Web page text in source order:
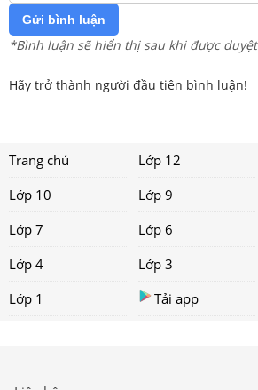
Gửi bình luận
*Bình luận sẽ hiển thị sau khi được duyệt
Hãy trở thành người đầu tiên bình luận!
Trang chủ Lớp 12
Lớp 10
Lớp 9
Lớp 7
Lớp 6
Lớp 4
Lớp 3
Lớp 1
Tải app